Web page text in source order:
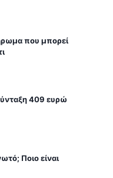
που μπορεί
409 ευρώ
Ποιο είναι